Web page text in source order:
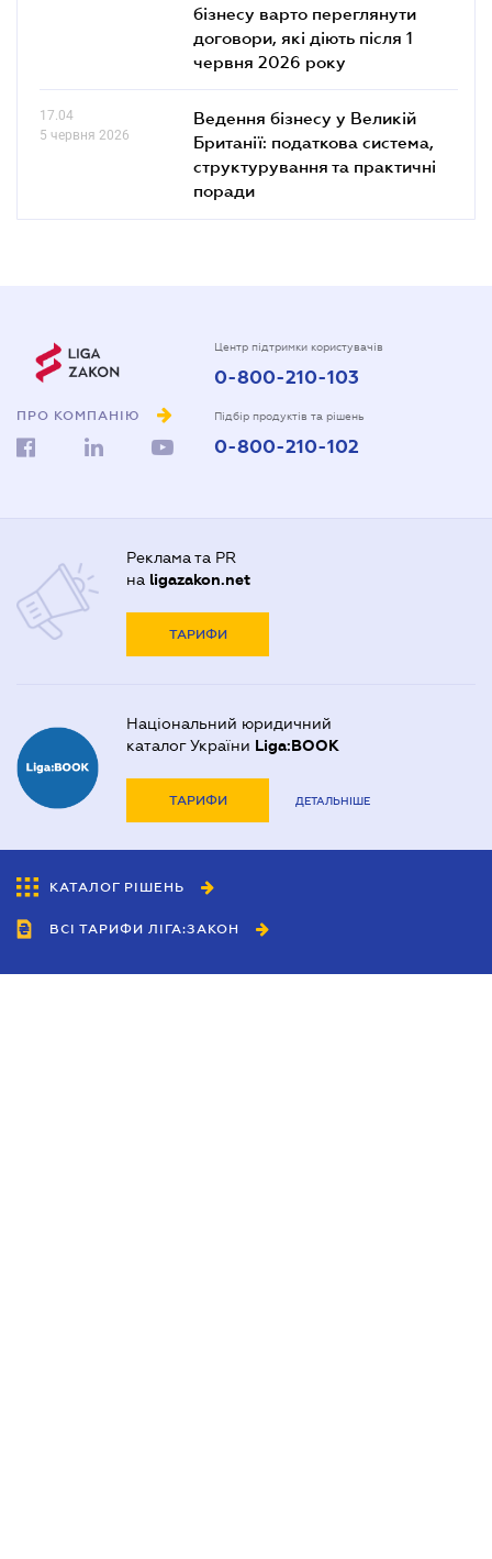
бізнесу варто переглянути
договори, які діють після 1
червня 2026 року
17.04
5 червня 2026
Ведення бізнесу у Великій
Британії: податкова система,
структурування та практичні
поради
ПРО КОМПАНІЮ
Центр підтримки користувачів
0-800-210-103
Підбір продуктів та рішень
0-800-210-102
Реклама та PR
на ligazakon.net
ТАРИФИ
Національний юридичний
каталог України Liga:BOOK
ТАРИФИ ДЕТАЛЬНІШЕ
КАТАЛОГ РІШЕНЬ
ВСІ ТАРИФИ ЛІГА:ЗАКОН